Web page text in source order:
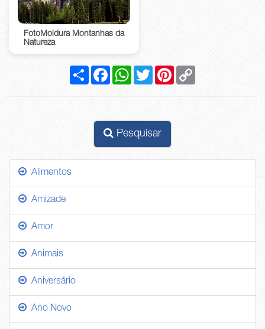
FotoMoldura Montanhas da
Natureza
Compartilhar
FacebookWhatsApp
Twitter Pinterest
Pesquisar
Alimentos
Amizade
Amor
Animais
Aniversário
Ano Novo